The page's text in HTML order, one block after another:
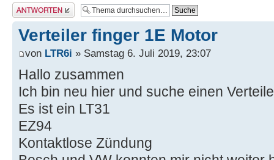
Antwort erstellen
Verteiler finger 1E Motor
von LTR6i » Samstag 6. Juli 2019, 23:07
Hallo zusammen
Ich bin neu hier und suche einen
Es ist ein LT31
EZ94
Kontaktlose Zündung